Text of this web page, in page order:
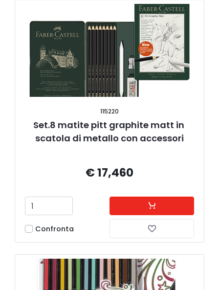
115220
Set.8 matite pitt graphite matt in
scatola di metallo con accessori
€ 17,460
Confronta